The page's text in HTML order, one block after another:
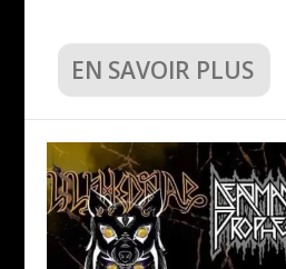
EN SAVOIR PLUS